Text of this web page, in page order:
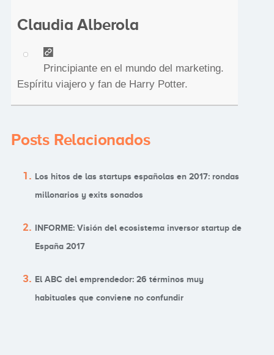
Claudia Alberola
Principiante en el mundo del marketing.
Espíritu viajero y fan de Harry Potter.
Posts Relacionados
Los hitos de las startups españolas en 2017: rondas
millonarios y exits sonados
INFORME: Visión del ecosistema inversor startup de
España 2017
El ABC del emprendedor: 26 términos muy
habituales que conviene no confundir